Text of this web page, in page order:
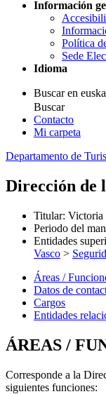
Información
Política
Sede
Idioma
Buscar en
Buscar
Contacto
Mi carpeta
Departamento de
Dirección de
Titular: Victoria
Periodo del
Entidades
Vasco >
Áreas /
Datos de
Cargos
Entidades
ÁREAS /
Corresponde a la
siguientes funciones: